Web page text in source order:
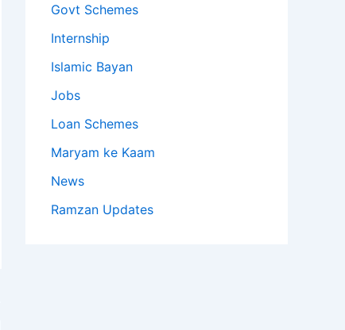
Govt Schemes
Internship
Islamic Bayan
Jobs
Loan Schemes
Maryam ke Kaam
News
Ramzan Updates